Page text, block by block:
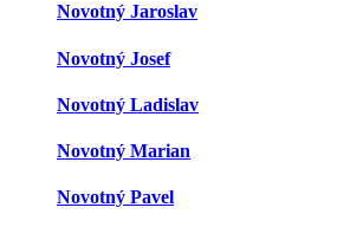
Novotný Jaroslav
Novotný Josef
Novotný Ladislav
Novotný Marian
Novotný Pavel